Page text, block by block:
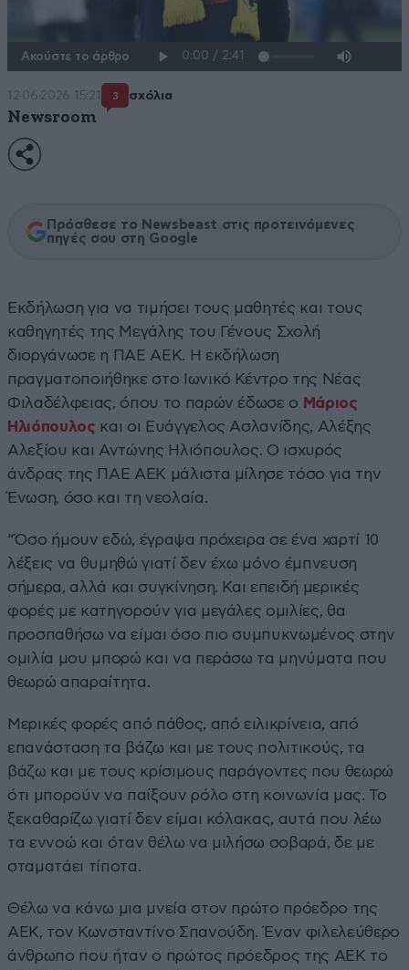
Ακούστε το άρθρο
12·06·2026 15:21 3 σχόλια
Newsroom
Πρόσθεσε το Newsbeast στις προτεινόμενες
πηγές σου στη Google
Εκδήλωση για να τιμήσει τους μαθητές και τους
καθηγητές της Μεγάλης του Γένους Σχολή
διοργάνωσε η ΠΑΕ ΑΕΚ. Η εκδήλωση
πραγματοποιήθηκε στο Ιωνικό Κέντρο της Νέας
Φιλαδέλφειας, όπου το παρών έδωσε ο Μάριος
Ηλιόπουλος και οι Ευάγγελος Ασλανίδης, Αλέξης
Αλεξίου και Αντώνης Ηλιόπουλος. Ο ισχυρός
άνδρας της ΠΑΕ ΑΕΚ μάλιστα μίλησε τόσο για την
Ένωση, όσο και τη νεολαία.
“Όσο ήμουν εδώ, έγραψα πρόχειρα σε ένα χαρτί 10
λέξεις να θυμηθώ γιατί δεν έχω μόνο έμπνευση
σήμερα, αλλά και συγκίνηση. Και επειδή μερικές
φορές με κατηγορούν για μεγάλες ομιλίες, θα
προσπαθήσω να είμαι όσο πιο συμπυκνωμένος στην
ομιλία μου μπορώ και να περάσω τα μηνύματα που
θεωρώ απαραίτητα.
Μερικές φορές από πάθος, από ειλικρίνεια, από
επανάσταση τα βάζω και με τους πολιτικούς, τα
βάζω και με τους κρίσιμους παράγοντες που θεωρώ
ότι μπορούν να παίξουν ρόλο στη κοινωνία μας. Το
ξεκαθαρίζω γιατί δεν είμαι κόλακας, αυτά που λέω
τα εννοώ και όταν θέλω να μιλήσω σοβαρά, δε με
σταματάει τίποτα.
Θέλω να κάνω μια μνεία στον πρώτο πρόεδρο της
ΑΕΚ, τον Κωνσταντίνο Σπανούδη. Έναν φιλελεύθερο
άνθρωπο που ήταν ο πρώτος πρόεδρος της ΑΕΚ το